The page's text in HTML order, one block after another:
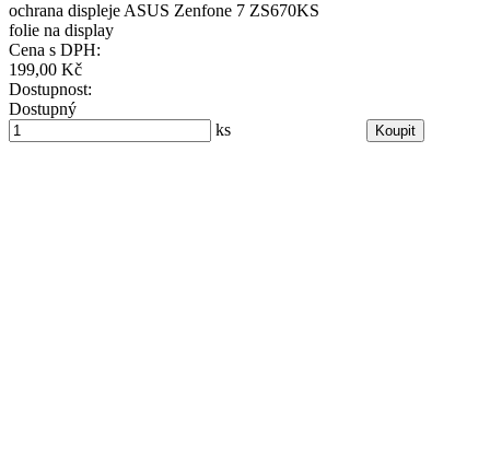
ochrana displeje ASUS Zenfone 7 ZS670KS
folie na display
Cena s DPH:
199,00 Kč
Dostupnost:
Dostupný
ks